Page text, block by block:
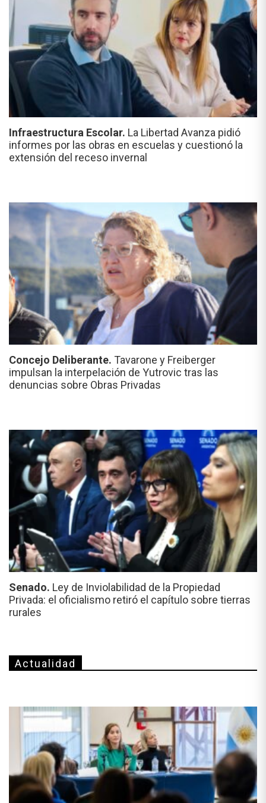
Infraestructura Escolar. La Libertad Avanza pidió
informes por las obras en escuelas y cuestionó la
extensión del receso invernal
Concejo Deliberante. Tavarone y Freiberger
impulsan la interpelación de Yutrovic tras las
denuncias sobre Obras Privadas
Senado. Ley de Inviolabilidad de la Propiedad
Privada: el oficialismo retiró el capítulo sobre tierras
rurales
Actualidad